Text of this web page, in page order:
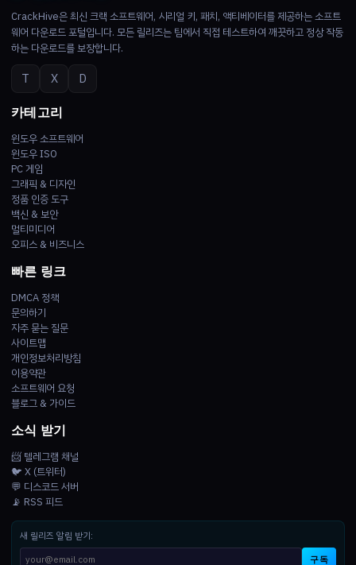
CrackHive은 최신 크랙 소프트웨어, 시리얼 키, 패치, 액티베이터를 제공하는 소프트
웨어 다운로드 포털입니다. 모든 릴리즈는 팀에서 직접 테스트하여 깨끗하고 정상 작동
하는 다운로드를 보장합니다.
T X D
카테고리
윈도우 소프트웨어
윈도우 ISO
PC 게임
그래픽 & 디자인
정품 인증 도구
백신 & 보안
멀티미디어
오피스 & 비즈니스
빠른 링크
DMCA 정책
문의하기
자주 묻는 질문
사이트맵
개인정보처리방침
이용약관
소프트웨어 요청
블로그 & 가이드
소식 받기
📨 텔레그램 채널
🐦 X (트위터)
💬 디스코드 서버
📡 RSS 피드
새 릴리즈 알림 받기:
구독